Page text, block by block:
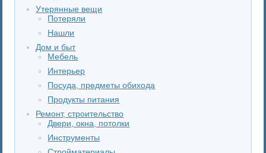
Утерянные вещи
Потеряли
Нашли
Дом и быт
Мебель
Интерьер
Посуда, предметы обихода
Продукты питания
Ремонт, строительство
Двери, окна, потолки
Инструменты